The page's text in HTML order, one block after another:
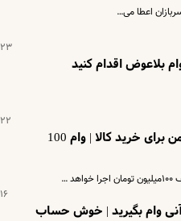
۲۳ اسفند ۱۴۰۲
۲۲ اسفند ۱۴۰۲
عیدانه شگفت انگیز دولت برای همه مردم | وام فوری ۱۰۰ میلیونی بدون چک و ضامن برای خرید کالا | وام 100
۱۶ اسفند ۱۴۰۲
و آنی وام بگیرید | خوش حساب